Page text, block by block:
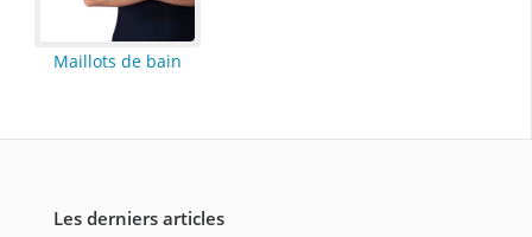
Maillots de bain
Les derniers articles